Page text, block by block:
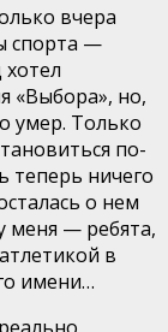
вчера
спорта —
«Выбора», но,
умер. Только
по-
теперь ничего
о нем
меня — ребята,
в
имени…